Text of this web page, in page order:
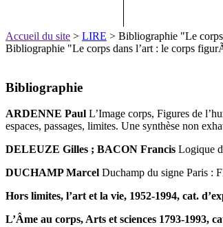
Accueil du site > LIRE > Bibliographie "Le
Bibliographie "Le corps dans l’art : le corps
Bibliographie
ARDENNE Paul L’Image corps, Figures de
espaces, passages, limites. Une synthèse non
DELEUZE Gilles ; BACON Francis Logique
DUCHAMP Marcel Duchamp du signe Paris :
Hors limites, l’art et la vie, 1952-1994, cat.
L’Âme au corps, Arts et sciences 1793-1993,